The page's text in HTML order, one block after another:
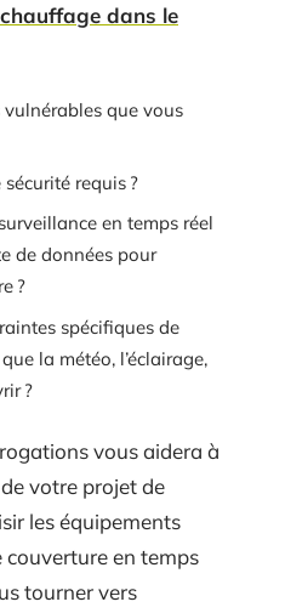
dans le
que vous
requis ?
en temps réel
de données pour
?
spécifiques de
la météo, l’éclairage,
?
vous aidera à
votre projet de
les équipements
en temps
tourner vers